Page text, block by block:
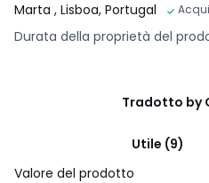
Marta , Lisboa, Portugal
Durata della proprietà del
Tradotto by
Utile (9)
Valore del prodotto